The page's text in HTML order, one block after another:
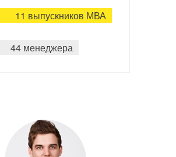
11 выпускников МВА
44 менеджера